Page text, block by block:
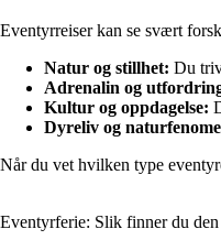
Eventyrreiser kan se svært
Natur og stillhet: Du
Adrenalin og
Kultur og oppdagelse:
Dyreliv og
Når du vet hvilken type
Eventyrferie: Slik finner du den